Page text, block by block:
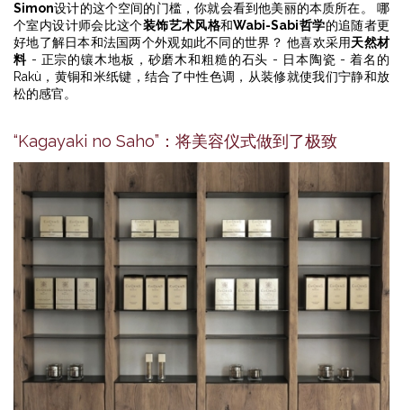
Simon设计的这个空间的门槛，你就会看到他美丽的本质所在。 哪
个室内设计师会比这个装饰艺术风格和Wabi-Sabi哲学的追随者更
好地了解日本和法国两个外观如此不同的世界？ 他喜欢采用天然材
料- 正宗的镶木地板，砂磨木和粗糙的石头 - 日本陶瓷 - 着名的
Rakù，黄铜和米纸键，结合了中性色调，从装修就使我们宁静和放
松的感官。
“Kagayaki no Saho”：将美容仪式做到了极致